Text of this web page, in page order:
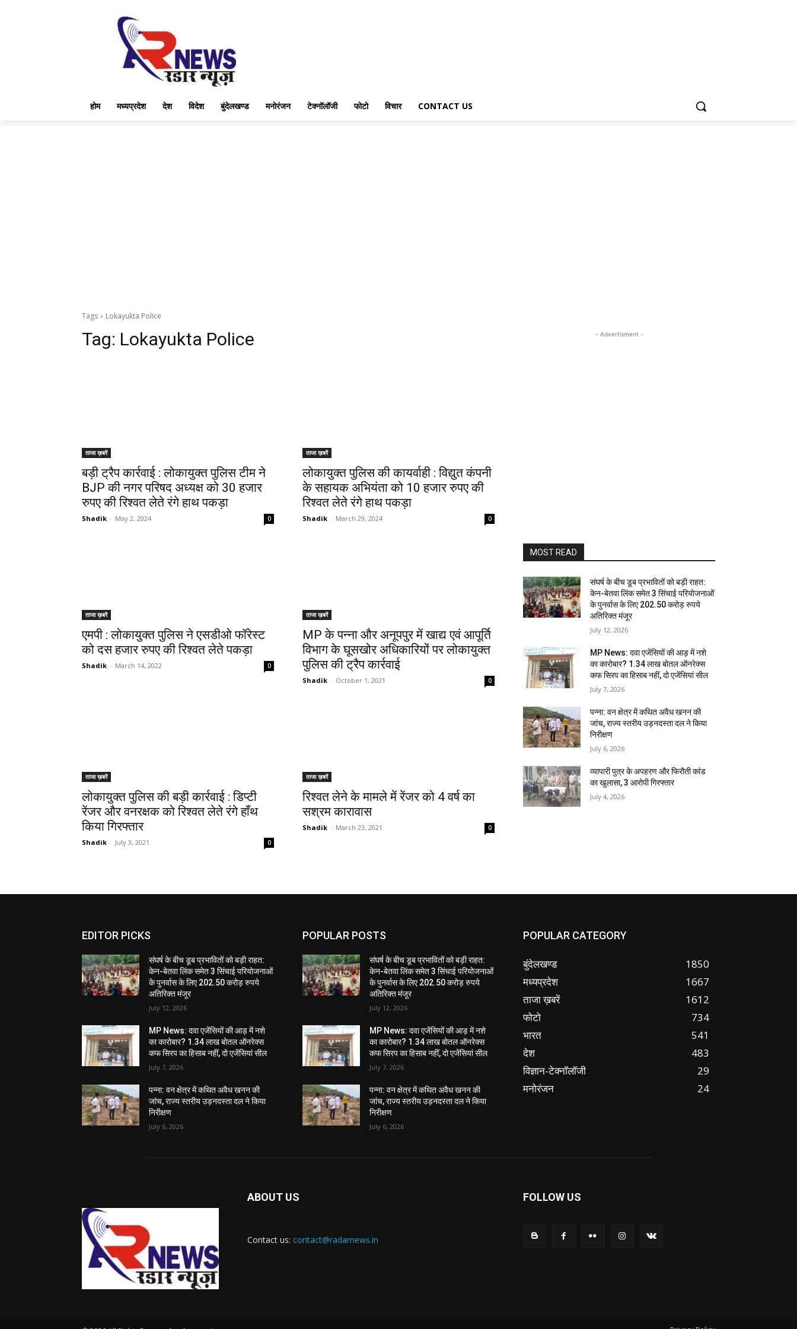
होम मध्यप्रदेश देश विदेश बुंदेलखण्ड मनोरंजन टेक्नॉलॉजी फोटो विचार CONTACT US
Tags Lokayukta Police
Tag: Lokayukta Police
ताजा ख़बरें
बड़ी ट्रैप कार्रवाई : लोकायुक्त पुलिस टीम ने
BJP की नगर परिषद अध्यक्ष को 30 हजार
रुपए की रिश्वत लेते रंगे हाथ पकड़ा
Shadik - May 2, 2024 0
ताजा ख़बरें
लोकायुक्त पुलिस की कायर्वाही : विद्युत कंपनी
के सहायक अभियंता को 10 हजार रुपए की
रिश्वत लेते रंगे हाथ पकड़ा
Shadik - March 29, 2024 0
ताजा ख़बरें
एमपी : लोकायुक्त पुलिस ने एसडीओ फॉरेस्ट
को दस हजार रुपए की रिश्वत लेते पकड़ा
Shadik - March 14, 2022 0
ताजा ख़बरें
MP के पन्ना और अनूपपुर में खाद्य एवं आपूर्ति
विभाग के घूसखोर अधिकारियों पर लोकायुक्त
पुलिस की ट्रैप कार्रवाई
Shadik - October 1, 2021 0
ताजा ख़बरें
लोकायुक्त पुलिस की बड़ी कार्रवाई : डिप्टी
रेंजर और वनरक्षक को रिश्वत लेते रंगे हाँथ
किया गिरफ्तार
Shadik - July 3, 2021 0
ताजा ख़बरें
रिश्वत लेने के मामले में रेंजर को 4 वर्ष का
सश्रम कारावास
Shadik - March 23, 2021 0
- Advertisment -
MOST READ
संघर्ष के बीच डूब प्रभावितों को बड़ी राहत:
केन-बेतवा लिंक समेत 3 सिंचाई परियोजनाओं
के पुनर्वास के लिए 202.50 करोड़ रुपये
अतिरिक्त मंजूर
July 12, 2026
MP News: दवा एजेंसियों की आड़ में नशे
का कारोबार? 1.34 लाख बोतल ऑनरेक्स
कफ सिरप का हिसाब नहीं, दो एजेंसियां सील
July 7, 2026
पन्ना: वन क्षेत्र में कथित अवैध खनन की
जांच, राज्य स्तरीय उड़नदस्ता दल ने किया
निरीक्षण
July 6, 2026
व्यापारी पुत्र के अपहरण और फिरौती कांड
का खुलासा, 3 आरोपी गिरफ्तार
July 4, 2026
EDITOR PICKS
संघर्ष के बीच डूब प्रभावितों को बड़ी राहत:
केन-बेतवा लिंक समेत 3 सिंचाई परियोजनाओं
के पुनर्वास के लिए 202.50 करोड़ रुपये
अतिरिक्त मंजूर
July 12, 2026
MP News: दवा एजेंसियों की आड़ में नशे
का कारोबार? 1.34 लाख बोतल ऑनरेक्स
कफ सिरप का हिसाब नहीं, दो एजेंसियां सील
July 7, 2026
पन्ना: वन क्षेत्र में कथित अवैध खनन की
जांच, राज्य स्तरीय उड़नदस्ता दल ने किया
निरीक्षण
July 6, 2026
POPULAR POSTS
संघर्ष के बीच डूब प्रभावितों को बड़ी राहत:
केन-बेतवा लिंक समेत 3 सिंचाई परियोजनाओं
के पुनर्वास के लिए 202.50 करोड़ रुपये
अतिरिक्त मंजूर
July 12, 2026
MP News: दवा एजेंसियों की आड़ में नशे
का कारोबार? 1.34 लाख बोतल ऑनरेक्स
कफ सिरप का हिसाब नहीं, दो एजेंसियां सील
July 7, 2026
पन्ना: वन क्षेत्र में कथित अवैध खनन की
जांच, राज्य स्तरीय उड़नदस्ता दल ने किया
निरीक्षण
July 6, 2026
POPULAR CATEGORY
बुंदेलखण्ड
1850
मध्यप्रदेश
1667
ताजा ख़बरें
1612
फोटो
734
भारत
541
देश
483
विज्ञान-टेक्नॉलॉजी
29
मनोरंजन
24
ABOUT US
Contact us: contact@radarnews.in
FOLLOW US